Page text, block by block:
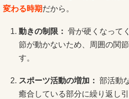
変わる時期だから。
動きの制限： 骨が硬くなって
節が動かないため、周囲の関
す。
スポーツ活動の増加： 部活動
癒合している部分に繰り返し